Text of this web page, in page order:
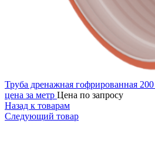
Труба дренажная гофрированная
цена за метр Цена по запросу
Назад к товарам
Следующий товар